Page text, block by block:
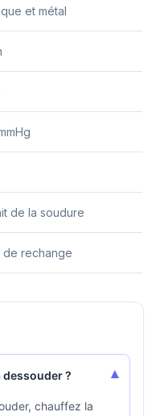
et métal
de la soudure
de rechange
? ▾
chauffez la